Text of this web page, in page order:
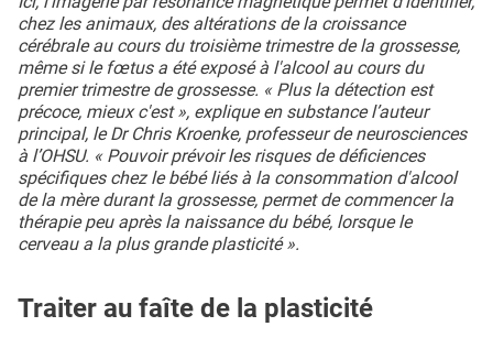
chez les animaux, des altérations de la croissance
cérébrale au cours du troisième trimestre de la grossesse,
même si le fœtus a été exposé à l'alcool au cours du
premier trimestre de grossesse. « Plus la détection est
précoce, mieux c'est », explique en substance l’auteur
principal, le Dr Chris Kroenke, professeur de neurosciences
à l’OHSU. « Pouvoir prévoir les risques de déficiences
spécifiques chez le bébé liés à la consommation d'alcool
de la mère durant la grossesse, permet de commencer la
thérapie peu après la naissance du bébé, lorsque le
cerveau a la plus grande plasticité ».
Traiter au faîte de la plasticité